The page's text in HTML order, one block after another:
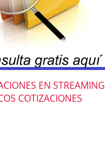
EN STREAMING
COTIZACIONES